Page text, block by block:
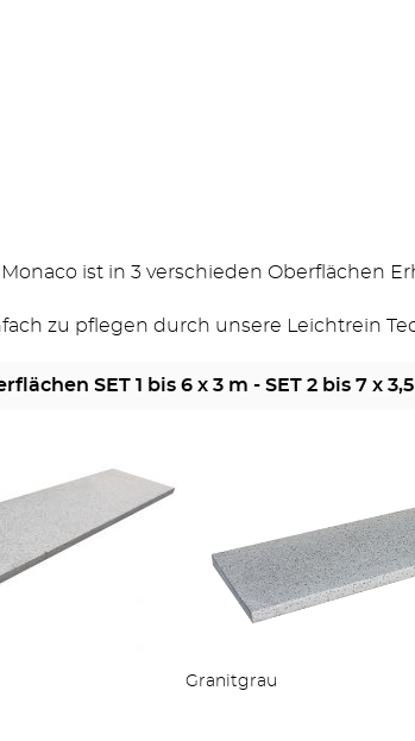
ist in 3 verschieden Oberflächen
zu pflegen durch unsere Leichtrein
SET 1 bis 6 x 3 m - SET 2 bis 7 x
Granitgrau